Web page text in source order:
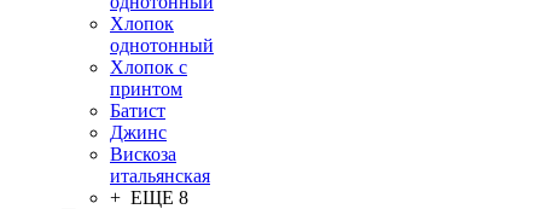
Хлопок
однотонный
Хлопок с
принтом
Батист
Джинс
Вискоза
итальянская
+ ЕЩЕ 8